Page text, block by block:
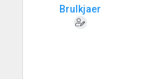
Brulkjaer